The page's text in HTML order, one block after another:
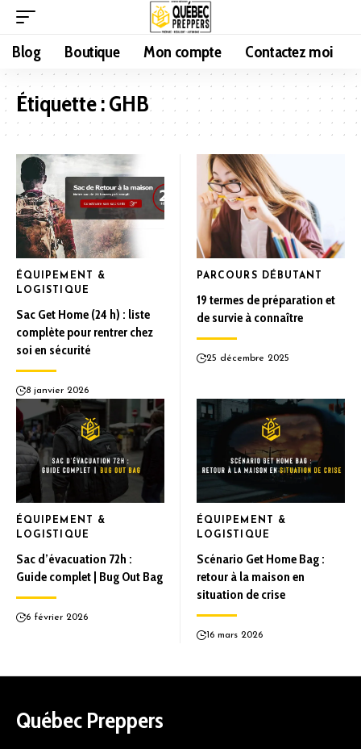
Blog Boutique Mon compte Contactez moi
Étiquette :GHB
ÉQUIPEMENT &
LOGISTIQUE
Sac Get Home (24 h) : liste
complète pour rentrer chez
soi en sécurité
8 janvier 2026
PARCOURS DÉBUTANT
19 termes de préparation et
de survie à connaître
25 décembre 2025
ÉQUIPEMENT &
LOGISTIQUE
Sac d’évacuation 72h :
Guide complet | Bug Out Bag
6 février 2026
ÉQUIPEMENT &
LOGISTIQUE
Scénario Get Home Bag :
retour à la maison en
situation de crise
16 mars 2026
Québec Preppers